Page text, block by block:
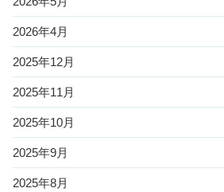
2026年4月
2025年12月
2025年11月
2025年10月
2025年9月
2025年8月